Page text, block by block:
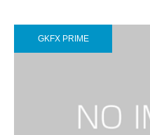
GKFX PRIME